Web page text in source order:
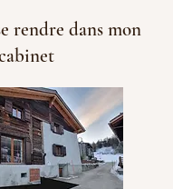
rendre dans mon